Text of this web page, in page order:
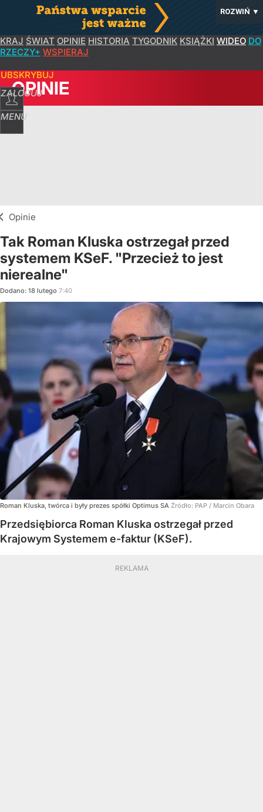
ROZWIŃ ▼
KRAJ ŚWIAT OPINIE HISTORIA TYGODNIK KSIĄŻKI WIDEO DO
RZECZY+ WSPIERAJ
ZALOGUJ
MENU
OPINIE
Opinie
Tak Roman Kluska ostrzegał przed
systemem KSeF. "Przecież to jest
nierealne"
Dodano: 18 lutego 7:40
Roman Kluska, twórca i były prezes spółki Optimus SA Źródło: PAP / Marcin Obara
Przedsiębiorca Roman Kluska ostrzegał przed
Krajowym Systemem e-faktur (KSeF).